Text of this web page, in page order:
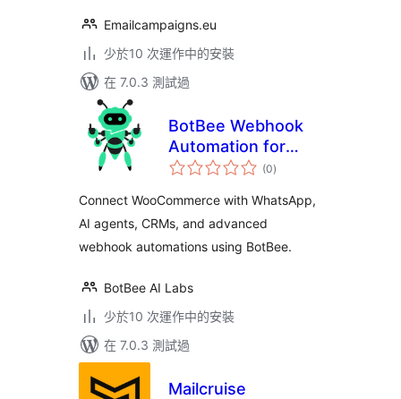
Emailcampaigns.eu
少於10 次運作中的安裝
在 7.0.3 測試過
BotBee Webhook
Automation for
WooCommerce
(0總
評)
Connect WooCommerce with WhatsApp,
AI agents, CRMs, and advanced
webhook automations using BotBee.
BotBee AI Labs
少於10 次運作中的安裝
在 7.0.3 測試過
Mailcruise